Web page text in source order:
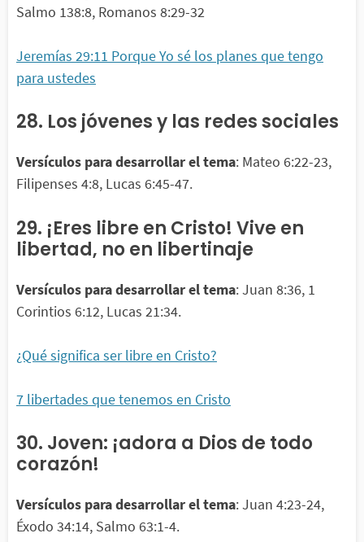
Salmo 138:8, Romanos 8:29-32
Jeremías 29:11 Porque Yo sé los planes que tengo
para ustedes
28. Los jóvenes y las redes sociales
Versículos para desarrollar el tema: Mateo 6:22-23,
Filipenses 4:8, Lucas 6:45-47.
29. ¡Eres libre en Cristo! Vive en
libertad, no en libertinaje
Versículos para desarrollar el tema: Juan 8:36, 1
Corintios 6:12, Lucas 21:34.
¿Qué significa ser libre en Cristo?
7 libertades que tenemos en Cristo
30. Joven: ¡adora a Dios de todo
corazón!
Versículos para desarrollar el tema: Juan 4:23-24,
Éxodo 34:14, Salmo 63:1-4.